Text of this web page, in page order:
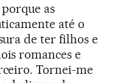
as
até o
de ter filhos e
romances e
Tornei-me